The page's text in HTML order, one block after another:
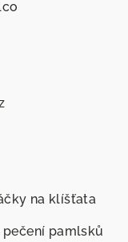
na klíšťata
pamlsků